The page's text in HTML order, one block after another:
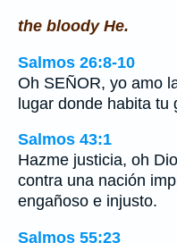
the bloody He.
Salmos 26:8-10
Oh SEÑOR, yo amo
lugar donde habita
Salmos 43:1
Hazme justicia, oh
contra una nación
engañoso e injusto.
Salmos 55:23